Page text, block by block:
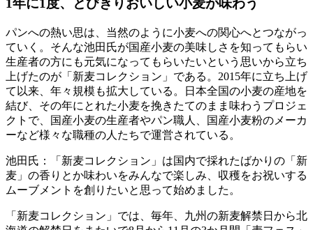
1年に1度、とびきりおいしい小麦が味わう
パンへの熱い思は、当然のように小麦への関心へとつながっ
ていく。そんな池田氏が国産小麦の美味しさを知ってもらい
生産者の方にも元気になってもらいたいという思いから立ち
上げたのが「新麦コレクション」である。2015年に立ち上げ
て以来、年々規模も拡大している。日本全国の小麦の産地を
結び、その年にとれた小麦を挽きたてのまま味わうプロジェ
クトで、国産小麦の生産者やパン職人、国産小麦粉のメーカ
ーなど様々な職種の人たちで運営されている。
池田氏：「新麦コレクション」は国内で採れたばかりの「新
麦」の香りとか味わいをみんなで楽しみ、収穫をお祝いする
ムーブメントを創りたいと思って始めました。
「新麦コレクション」では、毎年、九州の新麦解禁日から北